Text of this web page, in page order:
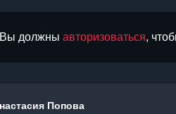
Вы должны авторизоваться,
Попова